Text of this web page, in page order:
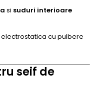
si suduri interioare
cu pulbere
seif de